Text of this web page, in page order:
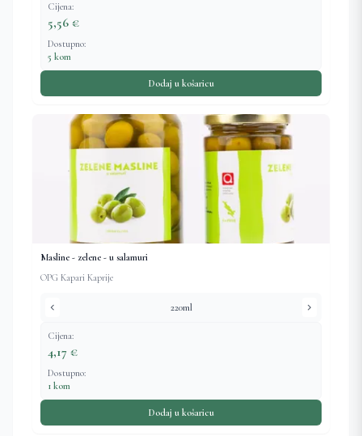
Cijena:
5,56 €
Dostupno:
5 kom
Dodaj u košaricu
Masline - zelene - u salamuri
OPG Kapari Kaprije
chevron_left 220ml chevron_right
Cijena:
4,17 €
Dostupno:
1 kom
Dodaj u košaricu